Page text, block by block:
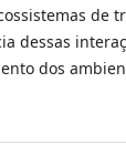
de
dessas
dos